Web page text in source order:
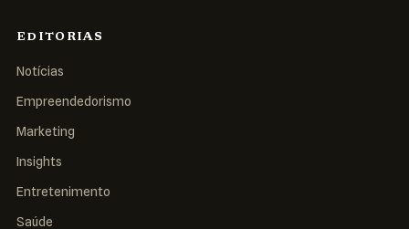
EDITORIAS
Notícias
Empreendedorismo
Marketing
Insights
Entretenimento
Saúde